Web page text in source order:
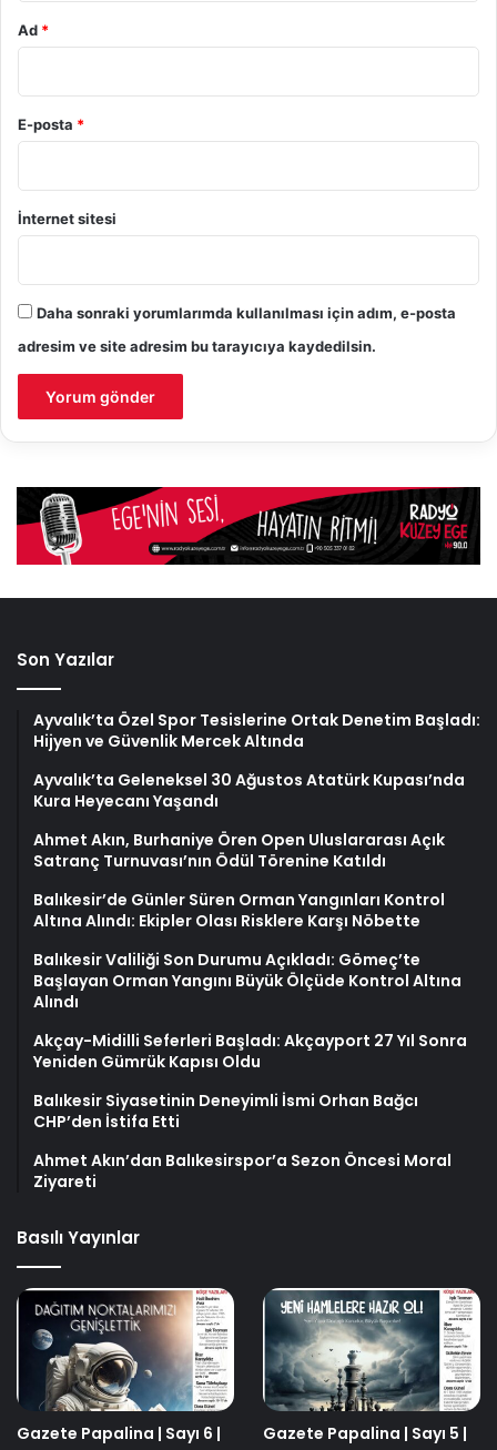
Ad *
E-posta *
İnternet sitesi
Daha sonraki yorumlarımda kullanılması için adım, e-posta
adresim ve site adresim bu tarayıcıya kaydedilsin.
Son Yazılar
Ayvalık’ta Özel Spor Tesislerine Ortak Denetim Başladı:
Hijyen ve Güvenlik Mercek Altında
Ayvalık’ta Geleneksel 30 Ağustos Atatürk Kupası’nda
Kura Heyecanı Yaşandı
Ahmet Akın, Burhaniye Ören Open Uluslararası Açık
Satranç Turnuvası’nın Ödül Törenine Katıldı
Balıkesir’de Günler Süren Orman Yangınları Kontrol
Altına Alındı: Ekipler Olası Risklere Karşı Nöbette
Balıkesir Valiliği Son Durumu Açıkladı: Gömeç’te
Başlayan Orman Yangını Büyük Ölçüde Kontrol Altına
Alındı
Akçay-Midilli Seferleri Başladı: Akçayport 27 Yıl Sonra
Yeniden Gümrük Kapısı Oldu
Balıkesir Siyasetinin Deneyimli İsmi Orhan Bağcı
CHP’den İstifa Etti
Ahmet Akın’dan Balıkesirspor’a Sezon Öncesi Moral
Ziyareti
Basılı Yayınlar
Gazete Papalina | Sayı 6 |
Gazete Papalina | Sayı 5 |